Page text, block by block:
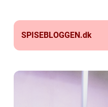
SPISEBLOGGEN.dk